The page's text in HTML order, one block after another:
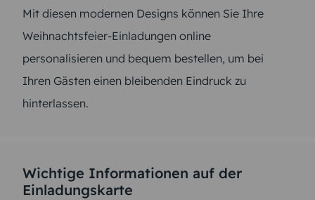
Mit diesen modernen Designs können Sie Ihre
Weihnachtsfeier-Einladungen online
personalisieren und bequem bestellen, um bei
Ihren Gästen einen bleibenden Eindruck zu
hinterlassen.
Wichtige Informationen auf der
Einladungskarte